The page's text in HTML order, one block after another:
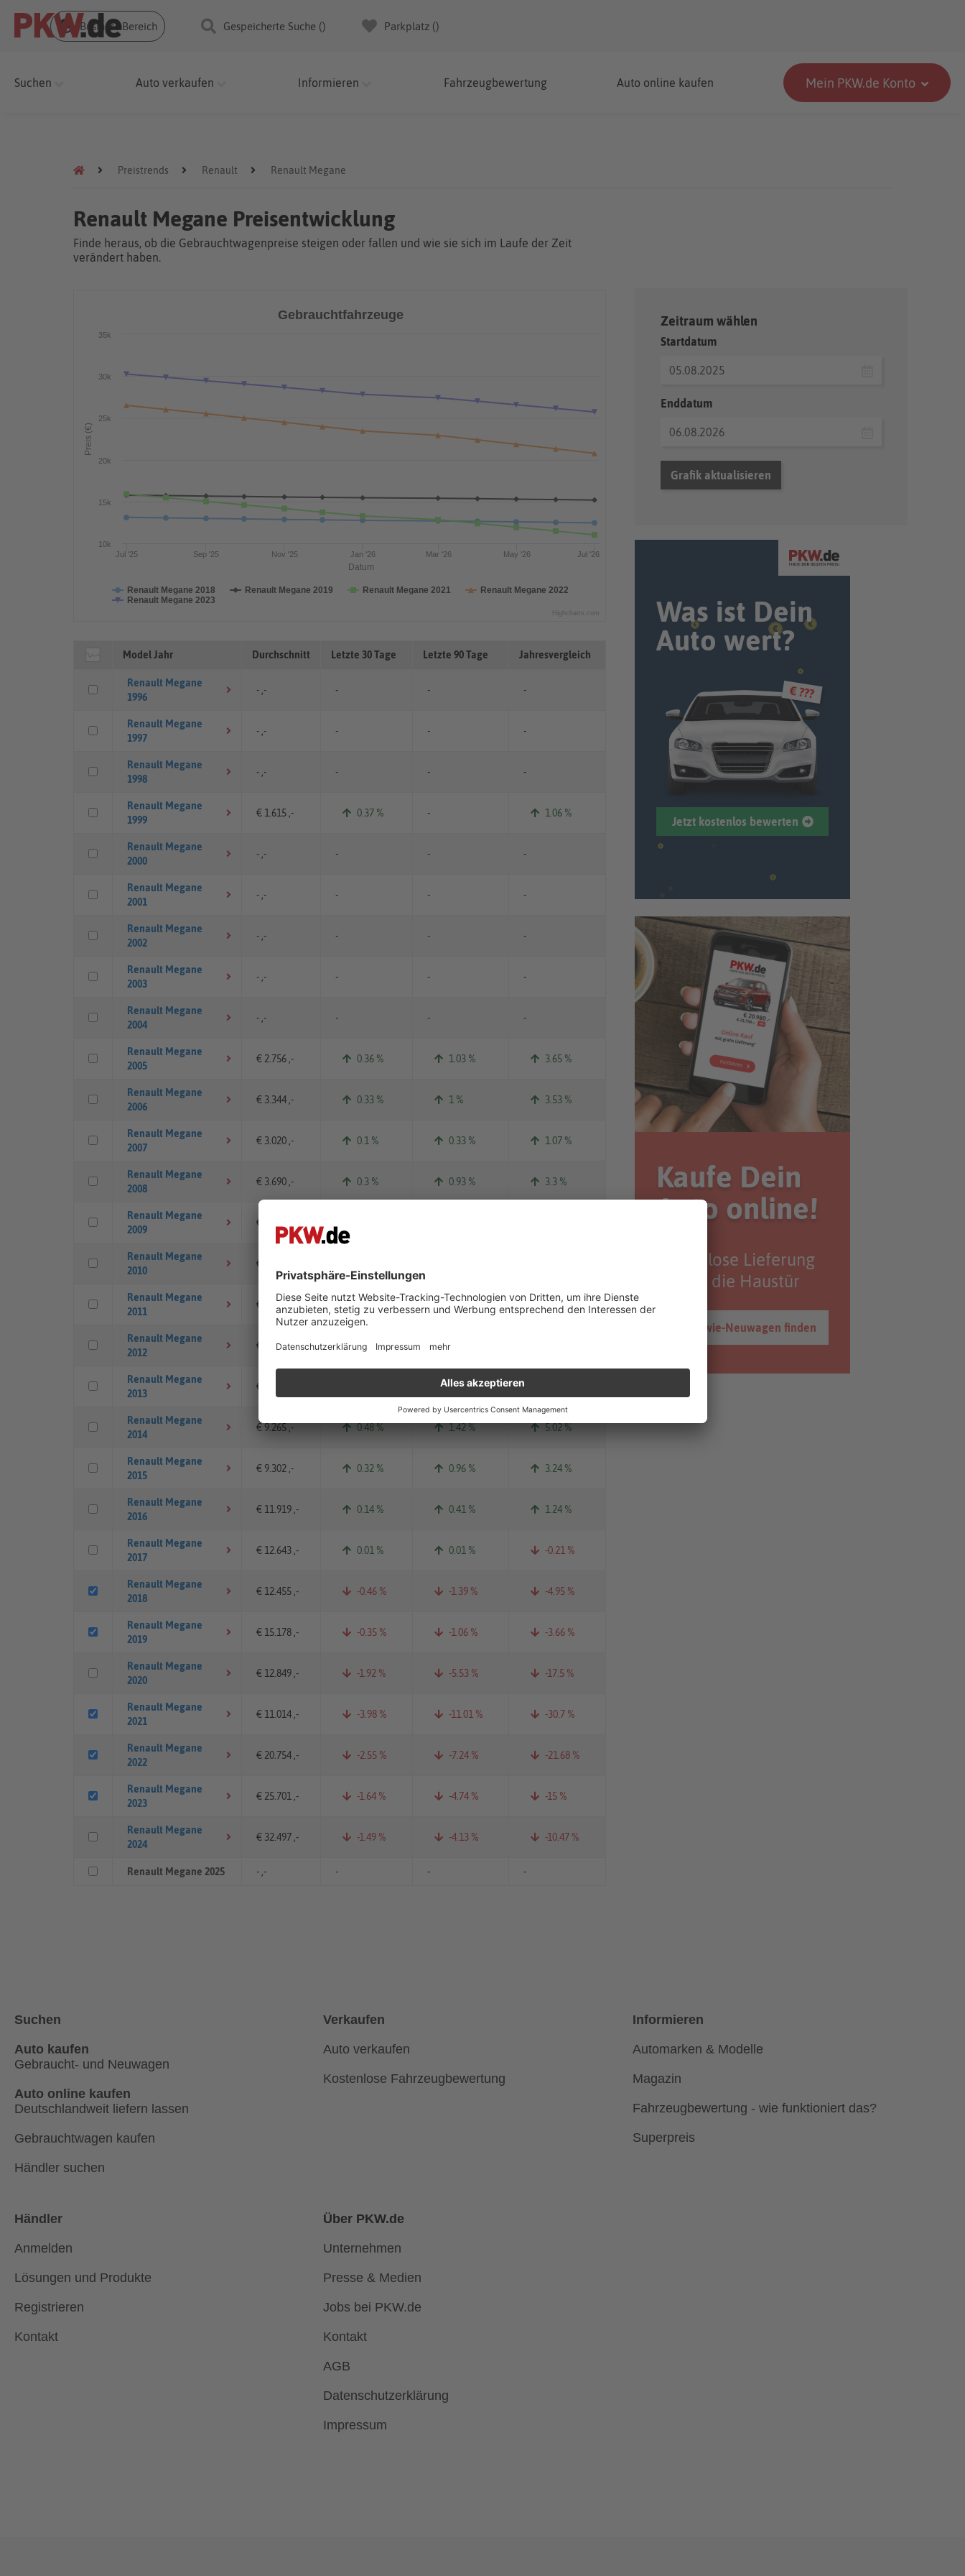
Business Bereich Gespeicherte Suche () Parkplatz ()
Suchen Auto verkaufen Informieren Fahrzeugbewertung Auto online kaufen Mein PKW.de Konto
Preistrends Renault Renault Megane
Renault Megane Preisentwicklung
Finde heraus, ob die Gebrauchtwagenpreise steigen oder fallen und wie sie sich im Laufe der Zeit
verändert haben.
Datum
Preis (€)
Gebrauchtfahrzeuge
Renault Megane 2018 Renault Megane 2019 Renault Megane 2021
Renault Megane 2022
Renault Megane 2023
Jul '25 Sep '25 Nov '25 Jan '26 Mar '26 May '26 Jul '26
15k
10k
20k
25k
30k
35k
Highcharts.com
Model Jahr Durchschnitt Letzte 30 Tage Letzte 90 Tage Jahresvergleich
Renault Megane
1996
- ,- - - -
Renault Megane
1997
- ,- - - -
Renault Megane
1998
- ,- - - -
Renault Megane
1999
€ 1.615 ,- 0.37 % - 1.06 %
Renault Megane
2000
- ,- - - -
Renault Megane
2001
- ,- - - -
Renault Megane
2002
- ,- - - -
Renault Megane
2003
- ,- - - -
Renault Megane
2004
- ,- - - -
Renault Megane
2005
€ 2.756 ,- 0.36 % 1.03 % 3.65 %
Renault Megane
2006
€ 3.344 ,- 0.33 % 1 % 3.53 %
Renault Megane
2007
€ 3.020 ,- 0.1 % 0.33 % 1.07 %
Renault Megane
2008
€ 3.690 ,- 0.3 % 0.93 % 3.3 %
Renault Megane
2009
€ 4.840 ,-
Renault Megane
2010
€ 5.490 ,-
Renault Megane
2011
€ 6.069 ,- 0.17 % 0.46 % 1.47 %
Renault Megane
2012
€ 7.509 ,- 0.24 % 0.74 %
Renault Megane
2013
€ 8.028 ,- 1.34 %
Renault Megane
2014
€ 9.265 ,- 0.48 % 1.42 % 5.02 %
Renault Megane
2015
€ 9.302 ,- 0.32 % 0.96 % 3.24 %
Renault Megane
2016
€ 11.919 ,- 0.14 % 0.41 % 1.24 %
Renault Megane
2017
€ 12.643 ,- 0.01 % 0.01 % -0.21 %
Renault Megane
2018
€ 12.455 ,- -0.46 % -1.39 % -4.95 %
Renault Megane
2019
€ 15.178 ,- -0.35 % -1.06 % -3.66 %
Renault Megane
2020
€ 12.849 ,- -1.92 % -5.53 % -17.5 %
Renault Megane
2021
€ 11.014 ,- -3.98 % -11.01 % -30.7 %
Renault Megane
2022
€ 20.754 ,- -2.55 % -7.24 % -21.68 %
Renault Megane
2023
€ 25.701 ,- -1.64 % -4.74 % -15 %
Renault Megane
2024
€ 32.497 ,- -1.49 % -4.13 % -10.47 %
Renault Megane 2025 - ,- - - -
Zeitraum wählen
Startdatum
Enddatum
Grafik aktualisieren
Was ist Dein
Auto wert?
€ ???
Jetzt kostenlos bewerten
Kaufe Dein
Auto online!
Kostenlose Lieferung
bis vor die Haustür
so-gut-wie-Neuwagen finden
Suchen
Auto kaufen
Gebraucht- und Neuwagen
Auto online kaufen
Deutschlandweit liefern lassen
Gebrauchtwagen kaufen
Händler suchen
Verkaufen
Auto verkaufen
Kostenlose Fahrzeugbewertung
Informieren
Automarken & Modelle
Magazin
Fahrzeugbewertung - wie funktioniert das?
Superpreis
Händler
Anmelden
Lösungen und Produkte
Registrieren
Kontakt
Über PKW.de
Unternehmen
Presse & Medien
Jobs bei PKW.de
Kontakt
AGB
Datenschutzerklärung
Impressum